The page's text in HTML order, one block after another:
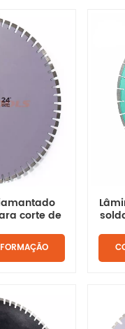
corte de